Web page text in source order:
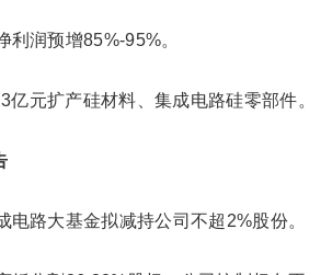
利润预增85%-95%。
亿元扩产硅材料、集成电路硅零部件。
电路大基金拟减持公司不超2%股份。